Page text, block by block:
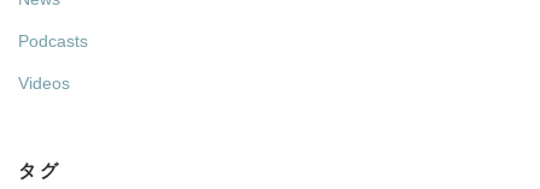
Podcasts
Videos
タグ